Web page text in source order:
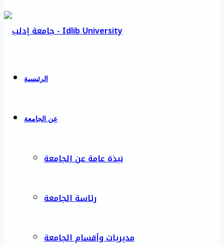
الرئيسية
عن الجامعة
نبذة عامة عن الجامعة
رئاسة الجامعة
مديريات وأقسام الجامعة